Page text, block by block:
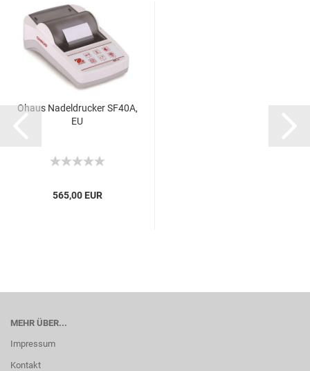
Ohaus Nadeldrucker SF40A,
EU
565,00 EUR
MEHR ÜBER...
Impressum
Kontakt